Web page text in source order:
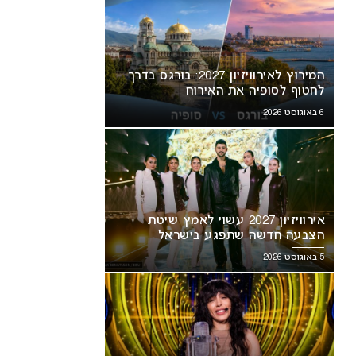
המירוץ לאירוויזיון 2027: בורגס בדרך
לחטוף לסופיה את האירוח
6 באוגוסט 2026
אירוויזיון 2027 עשוי לאמץ שיטת
הצבעה חדשה שתפגע בישראל
5 באוגוסט 2026